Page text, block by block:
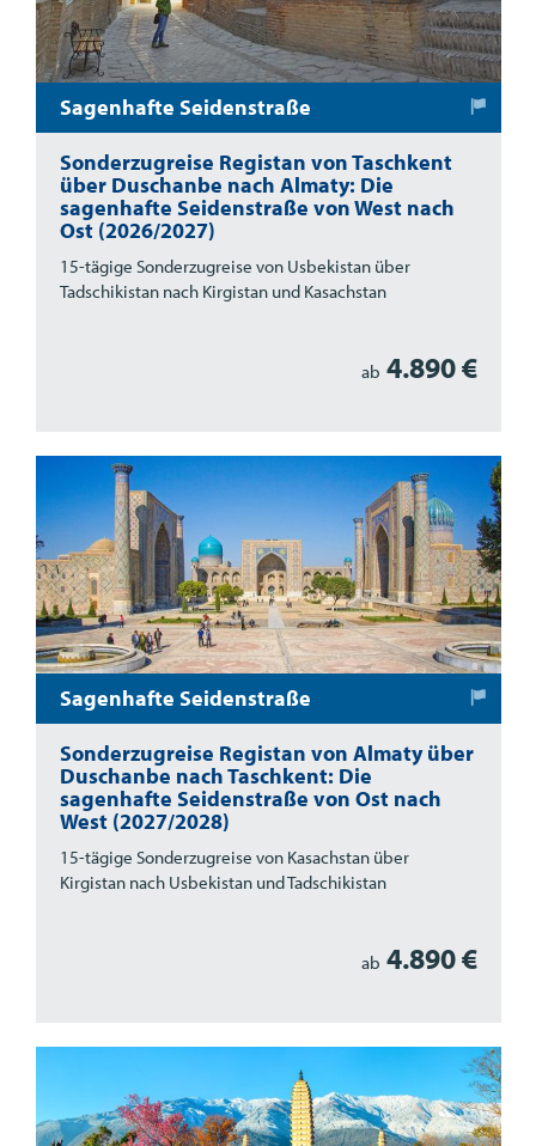
Sagenhafte Seidenstraße
Sonderzugreise Registan von Taschkent
über Duschanbe nach Almaty: Die
sagenhafte Seidenstraße von West nach
Ost (2026/2027)
15-tägige Sonderzugreise von Usbekistan über
Tadschikistan nach Kirgistan und Kasachstan
ab 4.890 €
Sagenhafte Seidenstraße
Sonderzugreise Registan von Almaty über
Duschanbe nach Taschkent: Die
sagenhafte Seidenstraße von Ost nach
West (2027/2028)
15-tägige Sonderzugreise von Kasachstan über
Kirgistan nach Usbekistan und Tadschikistan
ab 4.890 €